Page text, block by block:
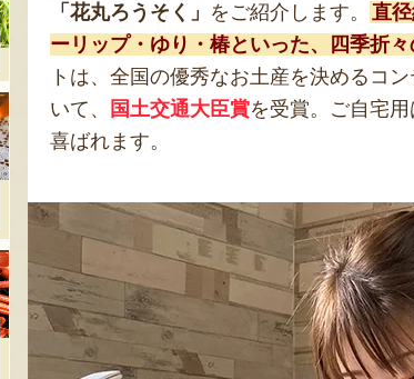
「花丸ろうそく」 をご紹介します。 直
ーリップ・ゆり・椿といった、四季折
トは、全国の優秀なお土産を決めるコン
いて、
国土交通大臣賞を受賞。ご自宅
喜ばれます。